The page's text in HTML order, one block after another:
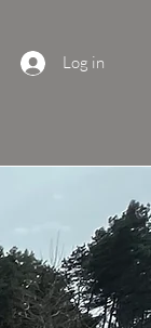
Log in